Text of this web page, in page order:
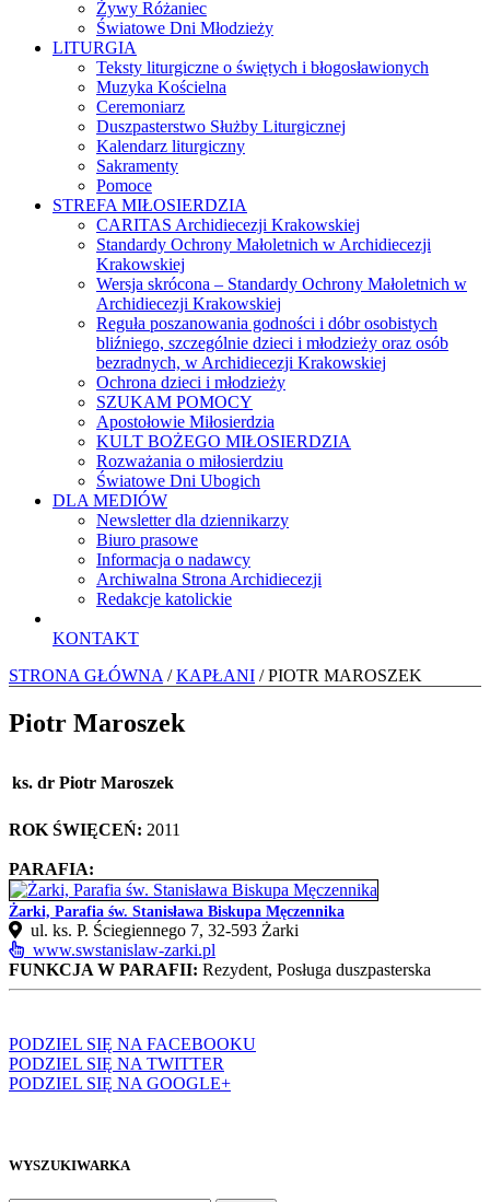
Żywy Różaniec
Światowe Dni Młodzieży
LITURGIA
Teksty liturgiczne o świętych i błogosławionych
Muzyka Kościelna
Ceremoniarz
Duszpasterstwo Służby Liturgicznej
Kalendarz liturgiczny
Sakramenty
Pomoce
STREFA MIŁOSIERDZIA
CARITAS Archidiecezji Krakowskiej
Standardy Ochrony Małoletnich w Archidiecezji
Krakowskiej
Wersja skrócona – Standardy Ochrony Małoletnich w
Archidiecezji Krakowskiej
Reguła poszanowania godności i dóbr osobistych
bliźniego, szczególnie dzieci i młodzieży oraz osób
bezradnych, w Archidiecezji Krakowskiej
Ochrona dzieci i młodzieży
SZUKAM POMOCY
Apostołowie Miłosierdzia
KULT BOŻEGO MIŁOSIERDZIA
Rozważania o miłosierdziu
Światowe Dni Ubogich
DLA MEDIÓW
Newsletter dla dziennikarzy
Biuro prasowe
Informacja o nadawcy
Archiwalna Strona Archidiecezji
Redakcje katolickie
KONTAKT
STRONA GŁÓWNA /KAPŁANI / PIOTR MAROSZEK
Piotr Maroszek
ks. dr Piotr Maroszek
ROK ŚWIĘCEŃ: 2011
PARAFIA:
Żarki, Parafia św. Stanisława Biskupa Męczennika
ul. ks. P. Ściegiennego 7, 32‑593 Żarki
www.swstanislaw-zarki.pl
FUNKCJA W PARAFII: Rezydent, Posługa duszpasterska
PODZIEL SIĘ NA FACEBOOKU
PODZIEL SIĘ NA TWITTER
PODZIEL SIĘ NA GOOGLE+
WYSZUKIWARKA